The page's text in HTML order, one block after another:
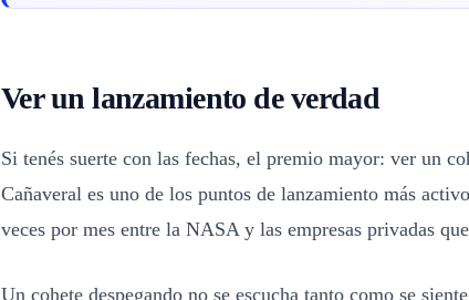
Ver un lanzamiento de verdad
Si tenés suerte con las fechas, el premio mayor: ver un
Cañaveral es uno de los puntos de lanzamiento más
veces por mes entre la NASA y las empresas privadas
Un cohete despegando no se escucha tanto como se